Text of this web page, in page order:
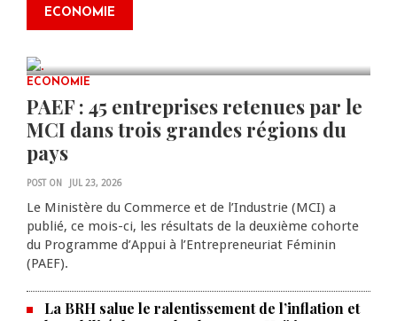
ECONOMIE
0 COMMENTS
scientifiques
ECONOMIE
PAEF : 45 entreprises retenues par le
MCI dans trois grandes régions du
pays
POST ON JUL 23, 2026
Le Ministère du Commerce et de l’Industrie (MCI) a
publié, ce mois-ci, les résultats de la deuxième cohorte
du Programme d’Appui à l’Entrepreneuriat Féminin
(PAEF).
La BRH salue le ralentissement de l’inflation et